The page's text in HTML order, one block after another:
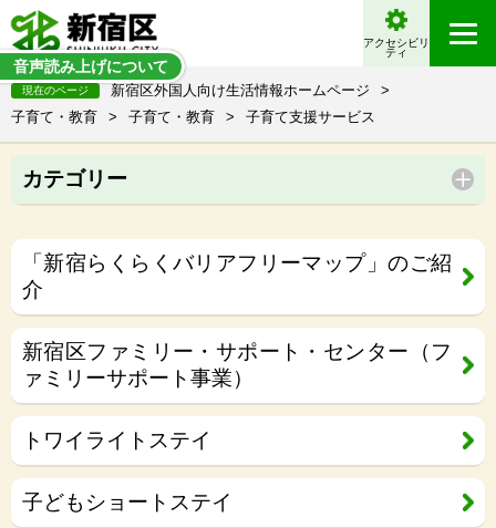
音声読み上げについて
アクセシビリ
ティ
現在のページ 新宿区外国人向け生活情報ホームページ
>
子育て・教育
> 子育て・教育 > 子育て支援サービス
カテゴリー
「新宿らくらくバリアフリーマップ」のご紹
介
新宿区ファミリー・サポート・センター（フ
ァミリーサポート事業）
トワイライトステイ
子どもショートステイ